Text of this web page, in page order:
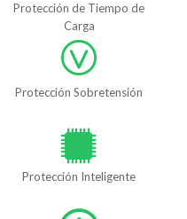
Protección de Tiempo de
Carga
Protección Sobretensión
Protección Inteligente